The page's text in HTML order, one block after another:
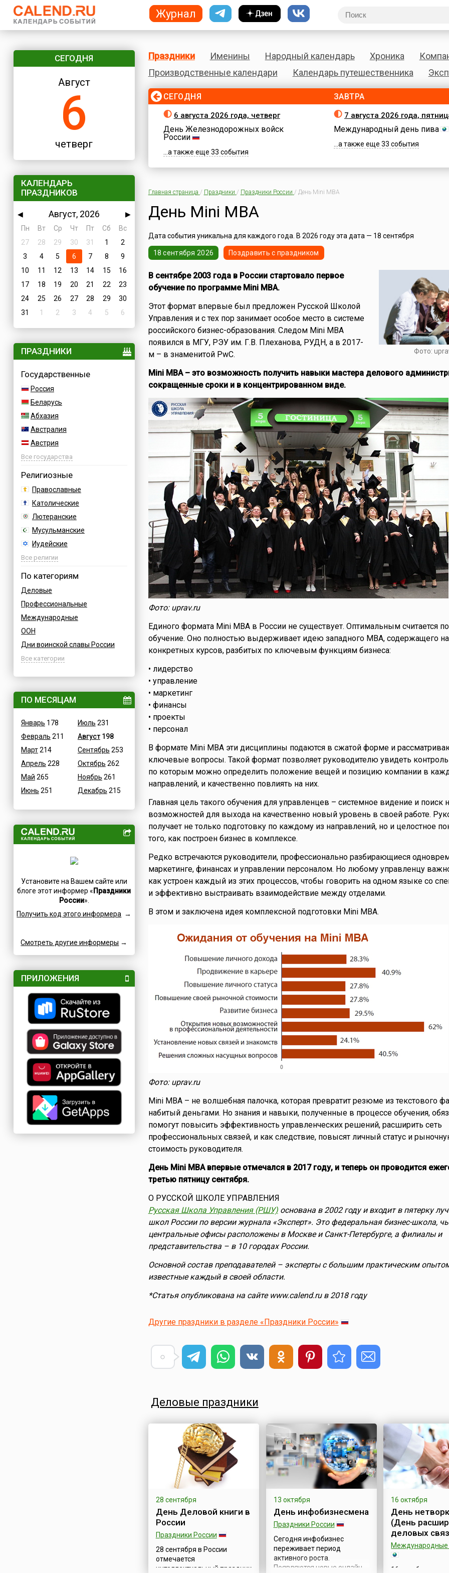
СЕГОДНЯ
Август
6
четверг
КАЛЕНДАРЬ
ПРАЗДНИКОВ
◀ Август, 2026
▶
Пн
Вт Ср Чт Пт Сб
Вс
27
28 29 30 31 1
2
3
4 5 6 7 8
9
10
11 12 13 14 15
16
17
18 19 20 21 22
23
24
25 26 27 28 29
30
31
1 2 3 4 5 6
ПРАЗДНИКИ
Государственные
Россия
Беларусь
Абхазия
Австралия
Австрия
Азербайджан
Босния
Бразилия
Великобритания
Венгрия
Вьетнам
Германия
Греция
Египет
Израиль
Индия
Иордания
Ирак
Иран
Ирландия
Исландия
Италия
Канада
Кипр
Коми
Коста-Рика
Куба
Кыргызстан
Лаос
Латвия
Ливан
Литва
Люксембург
Мадагаскар
Македония
Мексика
Молдова
Нигерия
Все государства
Религиозные
Православные
Католические
Лютеранские
Мусульманские
Иудейские
Буддийские
Все религии
По категориям
Деловые
Профессиональные
Международные
ООН
Дни воинской славы России
Армейские
Водные
Детские
В честь икон
Дни памяти святых
Конституционные
Культурные
Масс-медийные
Независимые
Посты
Сетевые
Спортивные
Турниры
Творческие
Учительские
Фестивали
Финансовые
Флотские
Экологические
Юридические
Языковые
Все категории
ПО МЕСЯЦАМ
Январь 178
Февраль 211
Март214
Апрель 228
Май 265
Июнь 251
Июль 231
Август198
Сентябрь 253
Октябрь 262
Ноябрь 261
Декабрь 215
Установите на Вашем сайте или
блоге этот информер « Праздники
России».
Получить код этого информера →
Смотреть другие информеры →
ПРИЛОЖЕНИЯ
Праздники Именины Народный календарь Хроника
Производственные календари
Календарь путешественника
СЕГОДНЯ
6 августа 2026 года, четверг
День Железнодорожных войск
России
...а также еще 33 события
ЗАВТРА
7 августа 2026 года,
Международный день пива
...а также еще 33 события
Главная страница / Праздники / Праздники России / День Mini MBA
День Mini MBA
Дата события уникальна для каждого года. В 2026 году эта дата — 18 сентября
18 сентября 2026 Поздравить с праздником
Фото:
В сентябре 2003 года в России стартовало первое
обучение по программе Mini МВА.
Этот формат впервые был предложен Русской Школой
Управления и с тех пор занимает особое место в системе
российского бизнес-образования. Следом Mini MBA
появился в МГУ, РЭУ им. Г.В. Плеханова, РУДН, а в 2017-
м – в знаменитой PwC.
Mini MBA – это возможность получить навыки мастера делового
сокращенные сроки и в концентрированном виде.
Фото: uprav.ru
Единого формата Mini MBA в России не существует. Оптимальным считается
обучение. Оно полностью выдерживает идею западного MBA, содержащего
конкретных курсов, разбитых по ключевым функциям бизнеса:
• лидерство
• управление
• маркетинг
• финансы
• проекты
• персонал
В формате Mini MBA эти дисциплины подаются в сжатой форме и
ключевые вопросы. Такой формат позволяет руководителю увидеть
по которым можно определить положение вещей и позицию компании в
направлений, и качественно повлиять на них.
Главная цель такого обучения для управленцев – системное видение и поиск
возможностей для выхода на качественно новый уровень в своей работе.
получает не только подготовку по каждому из направлений, но и целостное
того, как построен бизнес в комплексе.
Редко встречаются руководители, профессионально разбирающиеся
маркетинге, финансах и управлении персоналом. Но любому управленцу
как устроен каждый из этих процессов, чтобы говорить на одном языке со
и эффективно выстраивать взаимодействие между отделами.
В этом и заключена идея комплексной подготовки Mini MBA.
Фото: uprav.ru
Mini MBA – не волшебная палочка, которая превратит резюме из текстового
набитый деньгами. Но знания и навыки, полученные в процессе обучения,
помогут повысить эффективность управленческих решений, расширить сеть
профессиональных связей, и как следствие, повысят личный статус и
стоимость руководителя.
День Mini MBA впервые отмечался в 2017 году, и теперь он проводится
третью пятницу сентября.
О РУССКОЙ ШКОЛЕ УПРАВЛЕНИЯ
Русская Школа Управления (РШУ)основана в 2002 году и входит в пятерку
школ России по версии журнала «Эксперт». Это федеральная бизнес-школа,
центральные офисы расположены в Москве и Санкт-Петербурге, а филиалы и
представительства – в 10 городах России.
Основной состав преподавателей – эксперты с большим практическим
известные каждый в своей области.
*Статья опубликована на сайте www.calend.ru в 2018 году
Другие праздники в разделе «Праздники России»
Деловые праздники
28 сентября
День Деловой книги в
России
Праздники России
28 сентября в России
отмечается
интеллектуальный праздник
13 октября
День инфобизнесмена
Праздники России
Сегодня инфобизнес
переживает период
активного роста.
Появляются новые онлайн-
16 октября
День
(День
деловых
Международные
16 октября
Журнал